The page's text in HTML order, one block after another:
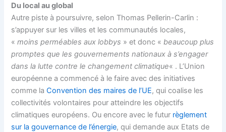
Du local au global
Autre piste à poursuivre, selon Thomas Pellerin-Carlin :
s’appuyer sur les villes et les communautés locales,
«moins perméables aux lobbys » et donc «beaucoup plus
promptes que les gouvernements nationaux à s’engager
dans la lutte contre le changement climatique« . L’Union
européenne a commencé à le faire avec des initiatives
comme laConvention des maires de l’UE, qui coalise les
collectivités volontaires pour atteindre les objectifs
climatiques européens. Ou encore avec le futur règlement
sur la gouvernance de l’énergie, qui demande aux Etats de